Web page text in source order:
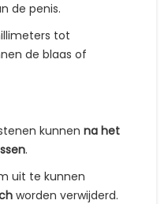
de penis.
tot
de blaas of
kunnen na het
.
uit te kunnen
worden verwijderd.